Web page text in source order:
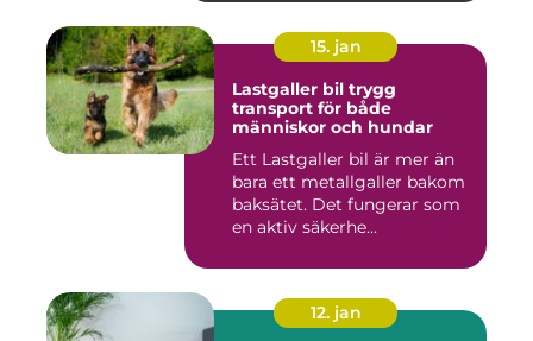
15. jan
Lastgaller bil trygg
transport för både
människor och hundar
Ett Lastgaller bil är mer än
bara ett metallgaller bakom
baksätet. Det fungerar som
en aktiv säkerhe...
12. jan